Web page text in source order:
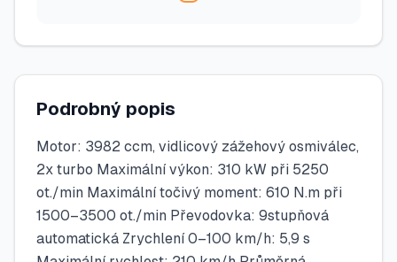
Podrobný popis
Motor: 3982 ccm, vidlicový zážehový osmiválec,
2x turbo Maximální výkon: 310 kW při 5250
ot./min Maximální točivý moment: 610 N.m při
1500–3500 ot./min Převodovka: 9stupňová
automatická Zrychlení 0–100 km/h: 5,9 s